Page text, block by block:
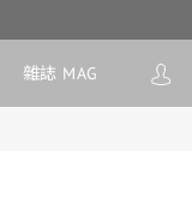
雜誌 MAG